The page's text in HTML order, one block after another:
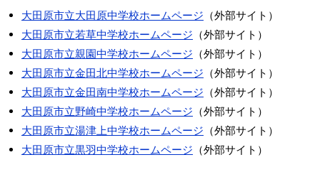
大田原市立大田原中学校ホームページ （外部サイト）
大田原市立若草中学校ホームページ （外部サイト）
大田原市立親園中学校ホームページ （外部サイト）
大田原市立金田北中学校ホームページ （外部サイト）
大田原市立金田南中学校ホームページ （外部サイト）
大田原市立野崎中学校ホームページ （外部サイト）
大田原市立湯津上中学校ホームページ （外部サイト）
大田原市立黒羽中学校ホームページ （外部サイト）